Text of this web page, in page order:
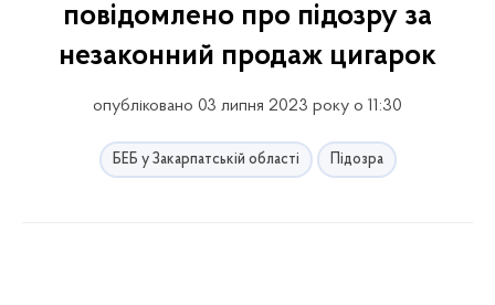
повідомлено про підозру за
незаконний продаж цигарок
опубліковано 03 липня 2023 року о 11:30
БЕБ у Закарпатській області Підозра